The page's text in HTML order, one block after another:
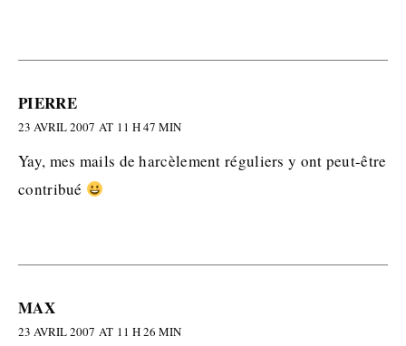
PIERRE
23 AVRIL 2007 AT 11 H 47 MIN
Yay, mes mails de harcèlement réguliers y ont peut-être
contribué
MAX
23 AVRIL 2007 AT 11 H 26 MIN